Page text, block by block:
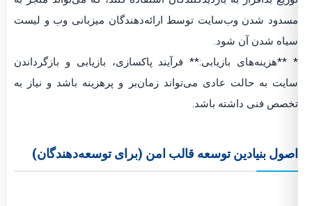
مسدود شدن وب‌سایت توسط ارائه‌دهندگان میزبانی وب و لیست
سیاه شدن آن شود.
* **هزینه‌های بازیابی:** فرآیند پاکسازی، بازیابی و بازگرداندن
سایت به حالت عادی می‌تواند زمان‌بر و پرهزینه باشد و نیاز به
تخصص فنی داشته باشد.
اصول بنیادین توسعه قالب امن (برای توسعه‌دهندگان)